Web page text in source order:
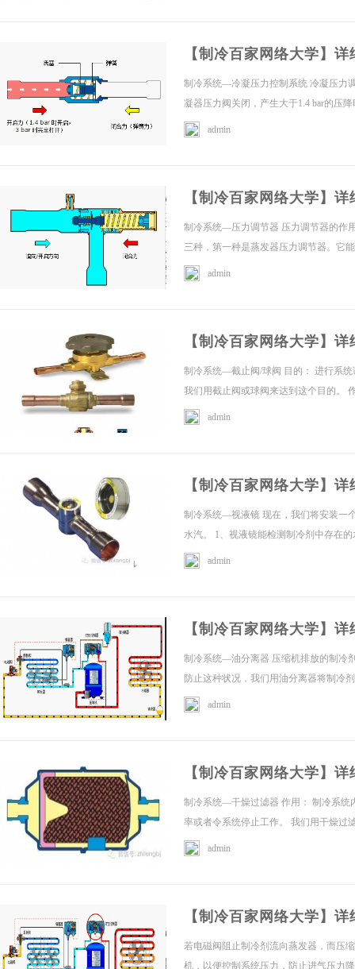
百
【制冷百家网络大学】
制冷系统—冷凝压力控制系统 冷凝压力
凝器压力阀关闭，产生大于1.4 bar的压
admin
【制冷百家网络大学】
制冷系统—压力调节器 压力调节器的作
三种，第一种是蒸发器压力调节器。它
admin
【制冷百家网络大学】
制冷系统—截止阀/球阀 目的： 进行系
我们用截止阀或球阀来达到这个目的。
admin
【制冷百家网络大学】
制冷系统—视液镜 现在，我们将安装一
水汽。 1、视液镜能检测制冷剂中存在
admin
【制冷百家网络大学】
制冷系统—油分离器 压缩机排放的制冷
防止这种状况，我们用油分离器将制冷
admin
【制冷百家网络大学】
制冷系统—干燥过滤器 作用： 制冷系统
率或者令系统停止工作。 我们用干燥
admin
【制冷百家网络大学】
若电磁阀阻止制冷剂流向蒸发器，而压
机，以便控制系统压力，防止进气压力
三维】冷水机组全套三维设计模型 「足足50套」最全的